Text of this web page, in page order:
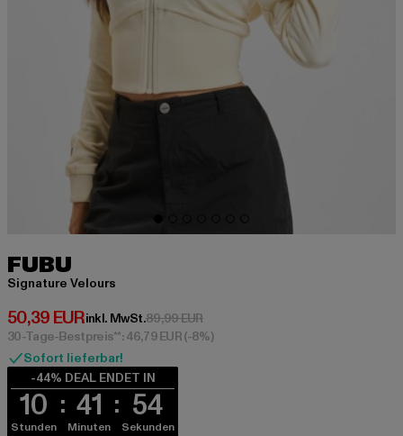
FUBU
Signature Velours
50,39 EUR
Derzeitiger Preis: 50,39 EUR
inkl. MwSt.89,99 EURAktionspreis: 89,99 EUR
30-Tage-Bestpreis**: 46,79 EUR(-8%)
Sofort lieferbar!
-44% DEAL ENDET IN
10
Stunden
41
Minuten
54
Sekunden